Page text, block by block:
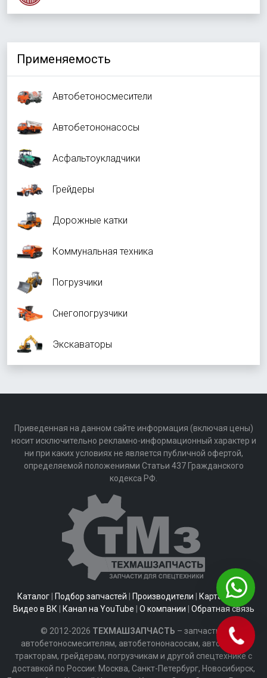
Применяемость
Автобетоносмесители
Автобетононасосы
Асфальтоукладчики
Грейдеры
Дорожные катки
Коммунальная техника
Погрузчики
Снегопогрузчики
Экскаваторы
Приведенная на данном сайте информация (включая цены)
носит исключительно рекламно-информационный характер и
ни при каких условиях не является публичной офертой,
определяемой положениями Статьи 437 Гражданского
кодекса РФ.
Каталог| Подбор запчастей Производители Карта сайта
Видео в ВК
Канал на YouTube О компании Обратная связь
© 2012-2026 ТЕХМАШЗАПЧАСТЬ – запчасти к
автобетоносмесителям, автобетононасосам, автобусам,
тракторам, грейдерам, погрузчикам и другой спецтехнике с
доставкой по России: Москва, Санкт-Петербург, Новосибирск,